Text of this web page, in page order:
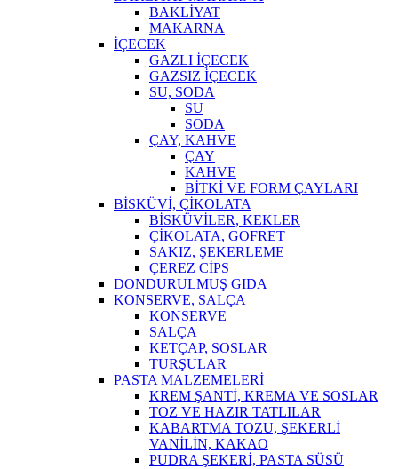
BAKLİYAT
MAKARNA
İÇECEK
GAZLI İÇECEK
GAZSIZ İÇECEK
SU, SODA
SU
SODA
ÇAY, KAHVE
ÇAY
KAHVE
BİTKİ VE FORM ÇAYLARI
BİSKÜVİ, ÇİKOLATA
BİSKÜVİLER, KEKLER
ÇİKOLATA, GOFRET
SAKIZ, ŞEKERLEME
ÇEREZ CİPS
DONDURULMUŞ GIDA
KONSERVE, SALÇA
KONSERVE
SALÇA
KETÇAP, SOSLAR
TURŞULAR
PASTA MALZEMELERİ
KREM ŞANTİ, KREMA VE SOSLAR
TOZ VE HAZIR TATLILAR
KABARTMA TOZU, ŞEKERLİ
VANİLİN, KAKAO
PUDRA ŞEKERİ, PASTA SÜSÜ